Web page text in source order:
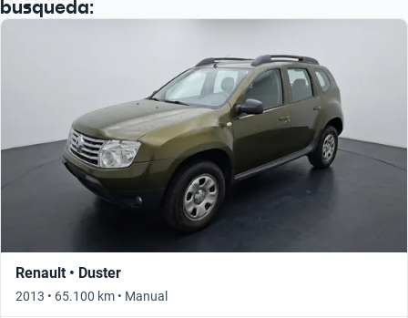
busqueda:
Renault • Duster
2013 • 65.100 km • Manual